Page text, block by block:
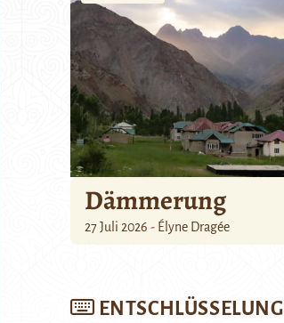
Dämmerung
27 Juli 2026 - Élyne Dragée
ENTSCHLÜSSELUNG